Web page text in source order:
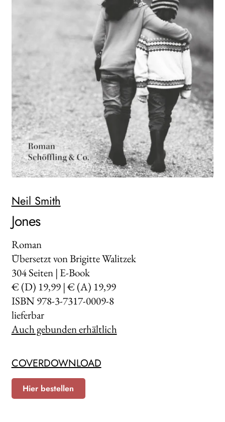
WEITERE VERLAGE
Search:
Neil Smith
Jones
Roman
Übersetzt von Brigitte Walitzek
304Seiten | E-Book
€ (D) 19,99 | € (A) 19,99
ISBN 978-3-7317-0009-8
lieferbar
Auch gebunden erhältlich
COVERDOWNLOAD
Hier bestellen